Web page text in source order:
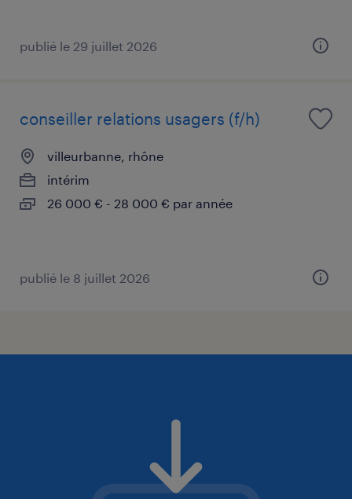
publié le 29 juillet 2026
conseiller relations usagers (f/h)
villeurbanne, rhône
intérim
26 000 € - 28 000 € par année
publié le 8 juillet 2026